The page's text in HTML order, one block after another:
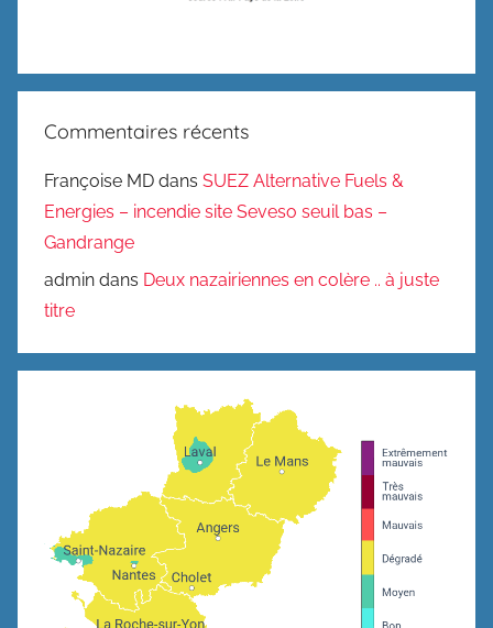
Commentaires récents
Françoise MD dans SUEZ Alternative Fuels &
Energies – incendie site Seveso seuil bas –
Gandrange
admin dans Deux nazairiennes en colère .. à juste
titre